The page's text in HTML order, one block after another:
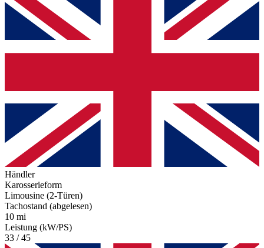
Händler
Karosserieform
Limousine (2-Türen)
Tachostand (abgelesen)
10 mi
Leistung (kW/PS)
33 / 45